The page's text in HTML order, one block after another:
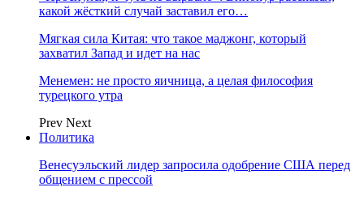
какой жёсткий случай заставил его…
Мягкая сила Китая: что такое маджонг, который
захватил Запад и идет на нас
Менемен: не просто яичница, а целая философия
турецкого утра
Prev Next
Политика
Венесуэльский лидер запросила одобрение США перед
общением с прессой